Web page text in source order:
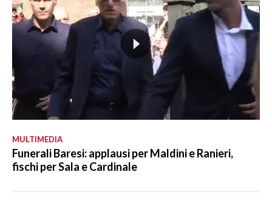
MULTIMEDIA
Funerali Baresi: applausi per Maldini e Ranieri,
fischi per Sala e Cardinale